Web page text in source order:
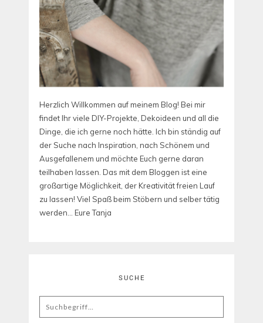
Herzlich Willkommen auf meinem Blog! Bei mir
findet Ihr viele DIY-Projekte, Dekoideen und all die
Dinge, die ich gerne noch hätte. Ich bin ständig auf
der Suche nach Inspiration, nach Schönem und
Ausgefallenem und möchte Euch gerne daran
teilhaben lassen. Das mit dem Bloggen ist eine
großartige Möglichkeit, der Kreativität freien Lauf
zu lassen! Viel Spaß beim Stöbern und selber tätig
werden... Eure Tanja
SUCHE
Search
for: